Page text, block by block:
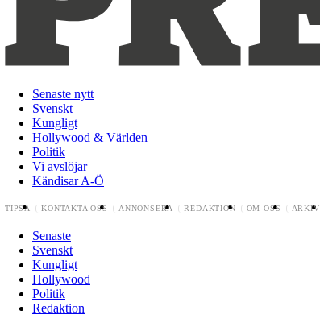
Senaste nytt
Svenskt
Kungligt
Hollywood & Världen
Politik
Vi avslöjar
Kändisar A-Ö
TIPSA KONTAKTA OSS ANNONSERA REDAKTION OM OSS ARKIV
Senaste
Svenskt
Kungligt
Hollywood
Politik
Redaktion